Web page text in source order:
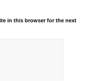
in this browser for the next